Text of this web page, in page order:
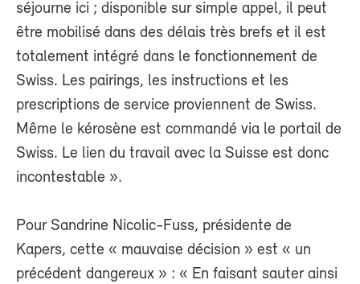
séjourne ici ; disponible sur simple appel, il peut
être mobilisé dans des délais très brefs et il est
totalement intégré dans le fonctionnement de
Swiss. Les pairings, les instructions et les
prescriptions de service proviennent de Swiss.
Même le kérosène est commandé via le portail de
Swiss. Le lien du travail avec la Suisse est donc
incontestable ».
Pour Sandrine Nicolic-Fuss, présidente de
Kapers, cette « mauvaise décision » est « un
précédent dangereux » : « En faisant sauter ainsi